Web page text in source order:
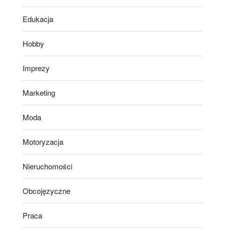
Edukacja
Hobby
Imprezy
Marketing
Moda
Motoryzacja
Nieruchomości
Obcojęzyczne
Praca